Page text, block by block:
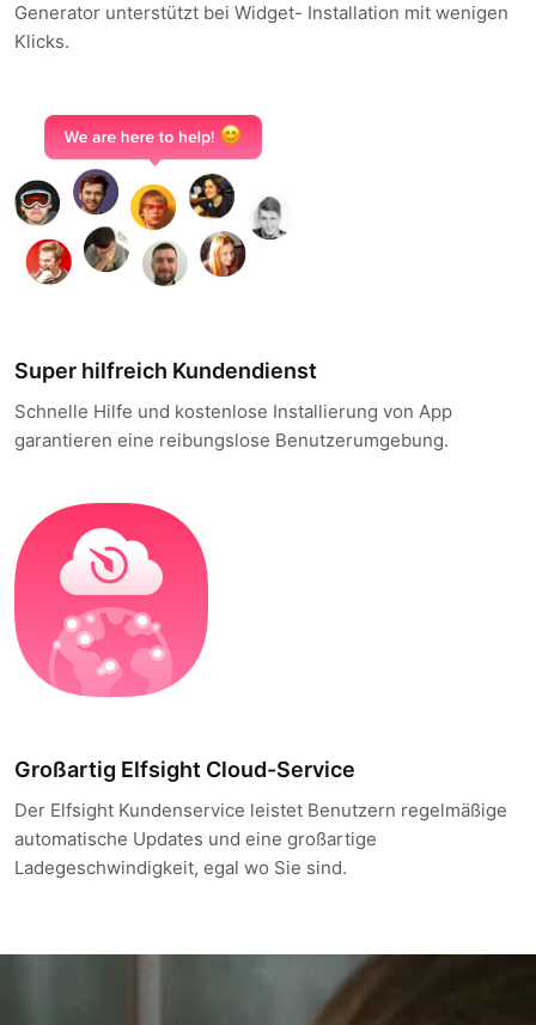
Generator unterstützt bei Widget- Installation mit wenigen
Klicks.
Super hilfreich Kundendienst
Schnelle Hilfe und kostenlose Installierung von App
garantieren eine reibungslose Benutzerumgebung.
Großartig Elfsight Cloud-Service
Der Elfsight Kundenservice leistet Benutzern regelmäßige
automatische Updates und eine großartige
Ladegeschwindigkeit, egal wo Sie sind.